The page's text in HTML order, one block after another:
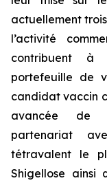
actuellement
l’activité
contribuent à
portefeuille de
candidat vaccin
avancée de
partenariat
tétravalent le
Shigellose ainsi